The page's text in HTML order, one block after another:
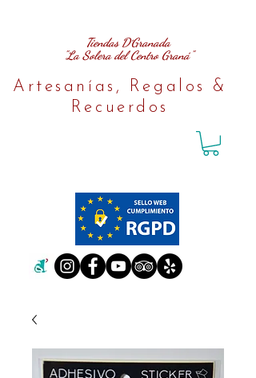
Tiendas D´Granada
"La Solera del Centro Graná"
Artesanías, Regalos &
Recuerdos